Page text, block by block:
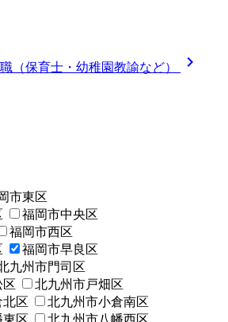
（保育士・幼稚園教諭など） 
市東区
福岡市中央区
福岡市西区
福岡市早良区
九州市門司区
区
北九州市戸畑区
北区
北九州市小倉南区